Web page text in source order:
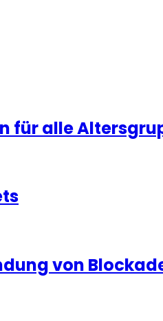
für alle
von